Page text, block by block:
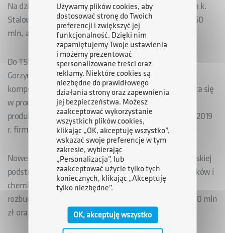
Na działce o powierzchni 4,3 ha w Rudniku nad Sanem k.
Stalowej Woli powstanie z kolei inwestycja o wartości 50
mln, a zatrudnienie znajdzie tam ponad 160 osób.
Do TSSE dołączył także teren o powierzchni 2 ha w
Gorzycach, gdzie firma Federal Mogul, producent
komponentów dla branży motoryzacyjnej, specjalizująca się
w produkcji tłoków do silników, rozbuduje swój zakład
produkcyjny. Zatrudnienie znajdzie w nim 10 osób. Do 2019
r. firma zainwestuje co najmniej 73,5 mln zł.
Nowe tereny TSSE zlokalizowane są również w radomskiej
podstrefie. Firma Global Cosmed – producent kosmetyków i
chemii gospodarczej, na działce o powierzchni 0,45 ha
rozbuduje już istniejący zakład. Zainwestuje w niego 20 mln
zł oraz utworzy 30 nowych miejsc pracy.
Używamy plików cookies, aby
dostosować stronę do Twoich
preferencji i zwiększyć jej
funkcjonalność. Dzięki nim
zapamiętujemy Twoje ustawienia
i możemy prezentować
spersonalizowane treści oraz
reklamy. Niektóre cookies są
niezbędne do prawidłowego
działania strony oraz zapewnienia
jej bezpieczeństwa. Możesz
zaakceptować wykorzystanie
wszystkich plików cookies,
klikając „OK, akceptuję wszystko”,
wskazać swoje preferencje w tym
zakresie, wybierając
„Personalizacja”, lub
zaakceptować użycie tylko tych
koniecznych, klikając „Akceptuję
tylko niezbędne”.
OK, akceptuję wszystko